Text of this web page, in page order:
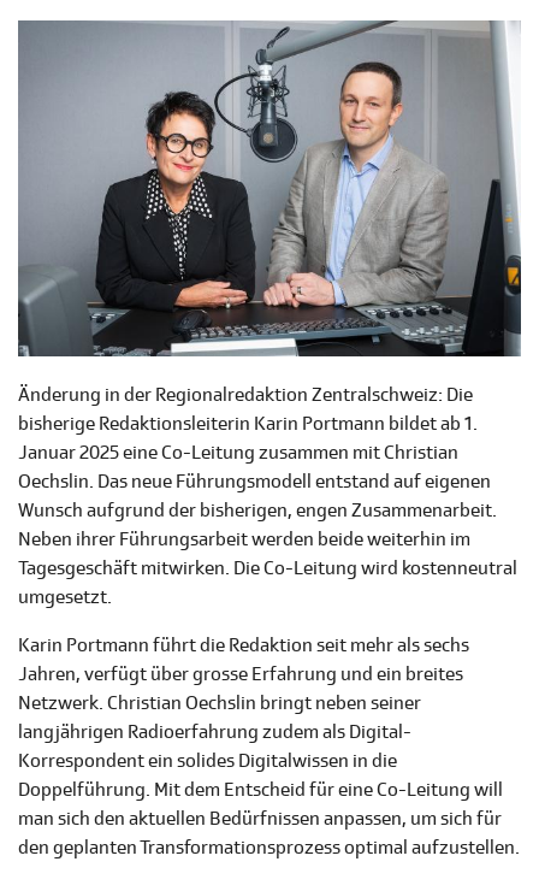
Änderung in der Regionalredaktion Zentralschweiz: Die
bisherige Redaktionsleiterin Karin Portmann bildet ab 1.
Januar 2025 eine Co-Leitung zusammen mit Christian
Oechslin. Das neue Führungsmodell entstand auf eigenen
Wunsch aufgrund der bisherigen, engen Zusammenarbeit.
Neben ihrer Führungsarbeit werden beide weiterhin im
Tagesgeschäft mitwirken. Die Co-Leitung wird kostenneutral
umgesetzt.
Karin Portmann führt die Redaktion seit mehr als sechs
Jahren, verfügt über grosse Erfahrung und ein breites
Netzwerk. Christian Oechslin bringt neben seiner
langjährigen Radioerfahrung zudem als Digital-
Korrespondent ein solides Digitalwissen in die
Doppelführung. Mit dem Entscheid für eine Co-Leitung will
man sich den aktuellen Bedürfnissen anpassen, um sich für
den geplanten Transformationsprozess optimal aufzustellen.